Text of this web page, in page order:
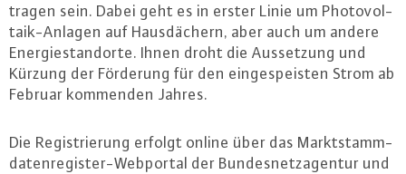
tra­gen sein. Dabei geht es in erster Linie um Pho­to­vol­
ta­ik-An­la­gen auf Haus­dä­chern, aber auch um andere
En­er­gie­stand­or­te. Ihnen droht die Aus­set­zung und
Kürzung der Förderung für den ein­ge­speis­ten Strom ab
Februar kommenden Jahres.
Die Re­gis­trie­rung erfolgt online über das Markt­stamm­
da­ten­re­gis­ter-Web­por­tal der Bun­des­netz­agen­tur und